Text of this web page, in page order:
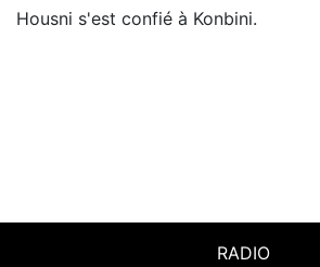
Housni s'est confié à Konbini.
RADIO